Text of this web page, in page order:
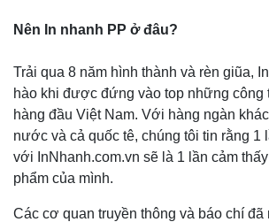
Nên In nhanh PP ở đâu?
Trải qua 8 năm hình thành và rèn giũa,
hào khi được đứng vào top những công
hàng đầu Việt Nam. Với hàng ngàn
nước và cả quốc tê, chúng tôi tin rằng 1
với InNhanh.com.vn sẽ là 1 lần cảm
phẩm của mình.
Các cơ quan truyền thông và báo chí đã